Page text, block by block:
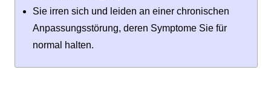
Sie irren sich und leiden an einer chronischen
Anpassungsstörung, deren Symptome Sie für
normal halten.